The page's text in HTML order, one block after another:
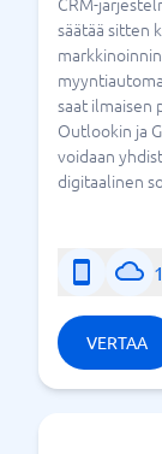
säätää sitten
saat ilmaisen
Outlookin ja
voidaan
digitaalinen
VERTAA